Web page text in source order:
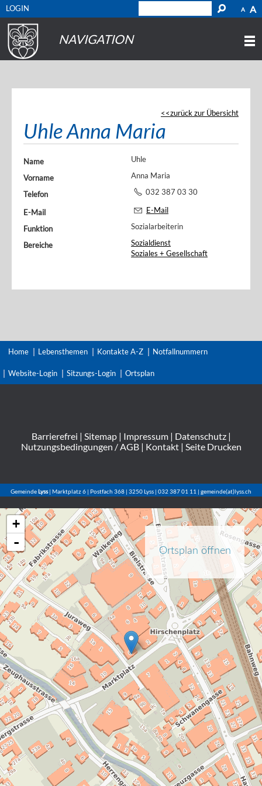
A A
LOGIN
NAVIGATION
zurück zur Übersicht
Uhle Anna Maria
Name
Uhle
Vorname
Anna Maria
Telefon
032 387 03 30
E-Mail
E-Mail
Funktion
Sozialarbeiterin
Bereiche
Sozialdienst
Soziales + Gesellschaft
Home Lebensthemen Kontakte A-Z Notfallnummern
Website-Login Sitzungs-Login Ortsplan
Barrierefrei | Sitemap| Impressum| Datenschutz|
Nutzungsbedingungen / AGB| Kontakt| Seite Drucken
GemeindeLyss| Marktplatz 6 | Postfach 368 | 3250 Lyss | 032 387 01 11 | gemeinde(at)lyss.ch